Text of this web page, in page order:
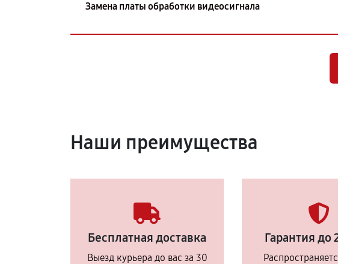
Замена платы обработки видеосигнала
Наши преимущества
Бесплатная доставка
Выезд курьера до вас за 30
Гарантия до